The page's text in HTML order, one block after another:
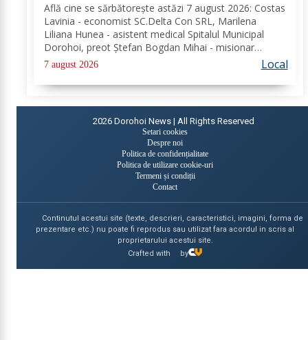
Află cine se sărbătoreşte astăzi 7 august 2026: Costas
Lavinia - economist SC.Delta Con SRL, Marilena
Liliana Hunea - asistent medical Spitalul Municipal
Dorohoi, preot Ștefan Bogdan Mihai - misionar
protopopesc Protopopiatul Dorohoi, Marcela Simona
Vieru - profesor Grup Școlar Alexandru Vlahuță...
7 august 2026 Local
2026 Dorohoi News | All Rights Reserved
Setari cookies
Despre noi
Politica de confidențialitate
Politica de utilizare cookie-uri
Termeni și condiții
Contact
Continutul acestui site (texte, descrieri, caracteristici, imagini, forma de
prezentare etc.) nu poate fi reprodus sau utilizat fara acordul in scris al
proprietarului acestui site.
Crafted with
by